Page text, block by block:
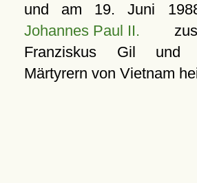
und am 19. Juni
Johannes Paul II.
Franziskus Gil und
Märtyrern von Vietnam